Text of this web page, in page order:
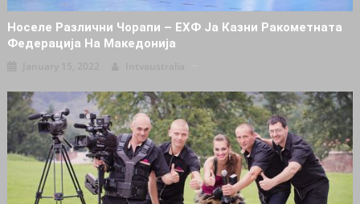
Носеле Различни Чорапи – ЕХФ Ја Казни Ракометната
Федерација На Македонија